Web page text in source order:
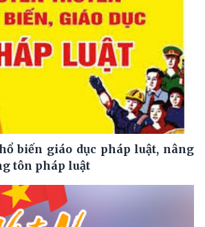
biến giáo dục pháp luật, nâng
tôn pháp luật